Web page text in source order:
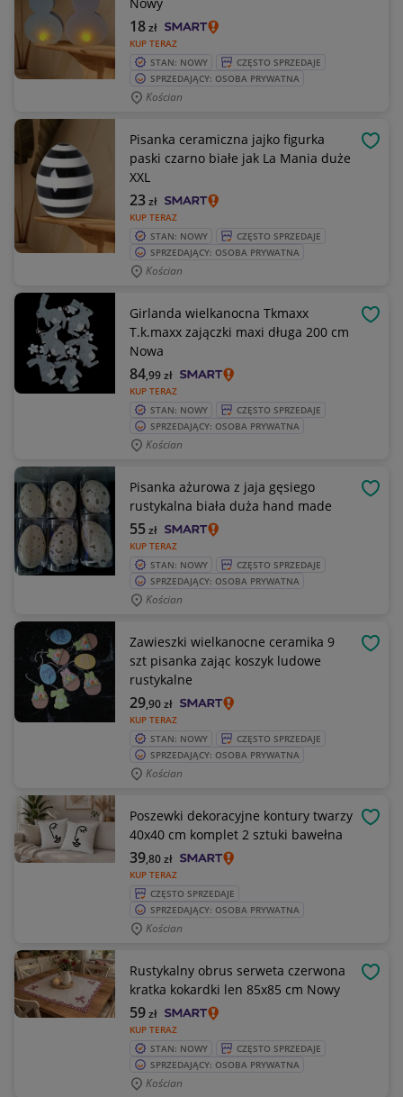
KUP TERAZ
18zł
STAN: NOWY
CZĘSTO SPRZEDAJE
SPRZEDAJĄCY: OSOBA PRYWATNA
Kościan
Pisanka ceramiczna jajko figurka
paski czarno białe jak La Mania duże
XXL
KUP TERAZ
23zł
STAN: NOWY
CZĘSTO SPRZEDAJE
SPRZEDAJĄCY: OSOBA PRYWATNA
Kościan
Girlanda wielkanocna Tkmaxx
T.k.maxx zajączki maxi długa 200 cm
Nowa
KUP TERAZ
84,99zł
STAN: NOWY
CZĘSTO SPRZEDAJE
SPRZEDAJĄCY: OSOBA PRYWATNA
Kościan
Pisanka ażurowa z jaja gęsiego
rustykalna biała duża hand made
KUP TERAZ
55zł
STAN: NOWY
CZĘSTO SPRZEDAJE
SPRZEDAJĄCY: OSOBA PRYWATNA
Kościan
Zawieszki wielkanocne ceramika 9
szt pisanka zając koszyk ludowe
rustykalne
KUP TERAZ
29,90zł
STAN: NOWY
CZĘSTO SPRZEDAJE
SPRZEDAJĄCY: OSOBA PRYWATNA
Kościan
Poszewki dekoracyjne kontury twarzy
40x40 cm komplet 2 sztuki bawełna
KUP TERAZ
39,80zł
CZĘSTO SPRZEDAJE
SPRZEDAJĄCY: OSOBA PRYWATNA
Kościan
Rustykalny obrus serweta czerwona
kratka kokardki len 85x85 cm Nowy
KUP TERAZ
59zł
STAN: NOWY
CZĘSTO SPRZEDAJE
SPRZEDAJĄCY: OSOBA PRYWATNA
Kościan